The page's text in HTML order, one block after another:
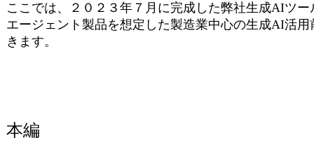
ここでは、２０２３年７月に完成した弊社生成AIツ
エージェント製品を想定した製造業中心の生成AI活
きます。
本編